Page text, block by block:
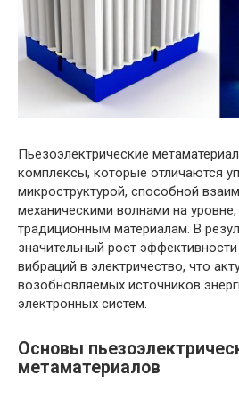
Пьезоэлектрические
комплексы, которые отличаются
микроструктурой, способной
механическими волнами на
традиционным материалам. В
значительный рост
вибраций в электричество, что
возобновляемых источников
электронных систем.
Основы
метаматериалов